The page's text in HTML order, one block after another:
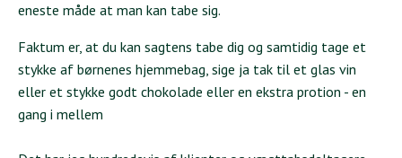
eneste måde at man kan tabe sig.
Faktum er, at du kan sagtens tabe dig og samtidig tage et
stykke af børnenes hjemmebag, sige ja tak til et glas vin
eller et stykke godt chokolade eller en ekstra protion - en
gang i mellem